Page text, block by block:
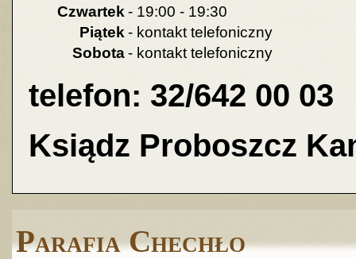
Parafia Chechło
Czwartek - 19:00 - 19:30
Piątek - kontakt telefoniczny
Sobota- kontakt telefoniczny
telefon: 32/642 00 03
Ksiądz Proboszcz